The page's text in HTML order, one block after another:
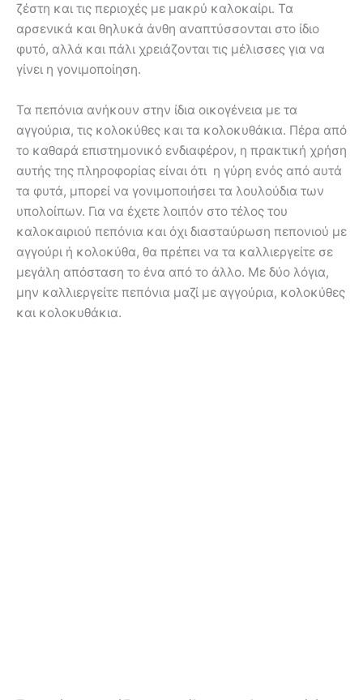
ζέστη και τις περιοχές με μακρύ καλοκαίρι. Τα
αρσενικά και θηλυκά άνθη αναπτύσσονται στο ίδιο
φυτό, αλλά και πάλι χρειάζονται τις μέλισσες για να
γίνει η γονιμοποίηση.
Τα πεπόνια ανήκουν στην ίδια οικογένεια με τα
αγγούρια, τις κολοκύθες και τα κολοκυθάκια. Πέρα από
το καθαρά επιστημονικό ενδιαφέρον, η πρακτική χρήση
αυτής της πληροφορίας είναι ότι η γύρη ενός από αυτά
τα φυτά, μπορεί να γονιμοποιήσει τα λουλούδια των
υπολοίπων. Για να έχετε λοιπόν στο τέλος του
καλοκαιριού πεπόνια και όχι διασταύρωση πεπονιού με
αγγούρι ή κολοκύθα, θα πρέπει να τα καλλιεργείτε σε
μεγάλη απόσταση το ένα από το άλλο. Με δύο λόγια,
μην καλλιεργείτε πεπόνια μαζί με αγγούρια, κολοκύθες
και κολοκυθάκια.